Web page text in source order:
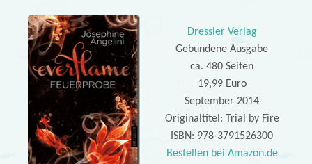
Dressler Verlag
Gebundene Ausgabe
ca. 480 Seiten
19,99 Euro
September 2014
Originaltitel: Trial by Fire
ISBN: 978-3791526300
Bestellen bei Amazon.de